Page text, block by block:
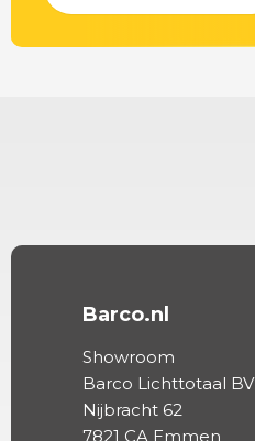
Barco.nl
Showroom
Barco Lichttotaal BV
Nijbracht 62
7821 CA Emmen